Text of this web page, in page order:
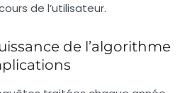
de l’utilisateur.
de l’algorithme